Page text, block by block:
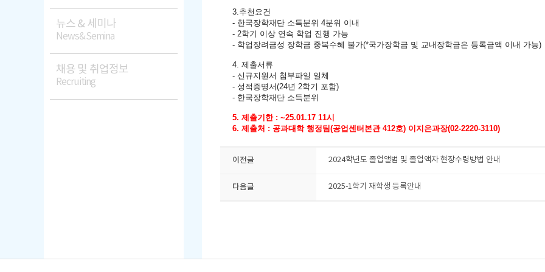
뉴스 & 세미나
News&Semina
채용 및 취업정보
Recruiting
3.추천요건
- 한국장학재단 소득분위 4분위 이내
- 2학기 이상 연속 학업 진행 가능
- 학업장려금성 장학금 중복수혜 불가(*국가장학금 및 교내장학금은 등록금액 이내 가능)
4. 제출서류
- 신규지원서 첨부파일 일체
- 성적증명서(24년 2학기 포함)
- 한국장학재단 소득분위
5. 제출기한 : ~25.01.17 11시
6. 제출처 : 공과대학 행정팀(공업센터본관 412호) 이지은과장(02-2220-3110)
이전글 2024학년도 졸업앨범 및 졸업액자 현장수령방법 안내
다음글 2025-1학기 재학생 등록안내